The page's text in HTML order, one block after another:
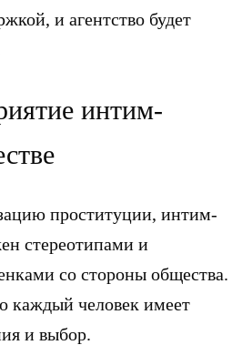
и агентство будет
интим-
проституции, интим-
стереотипами и
со стороны общества.
каждый человек имеет
и выбор.